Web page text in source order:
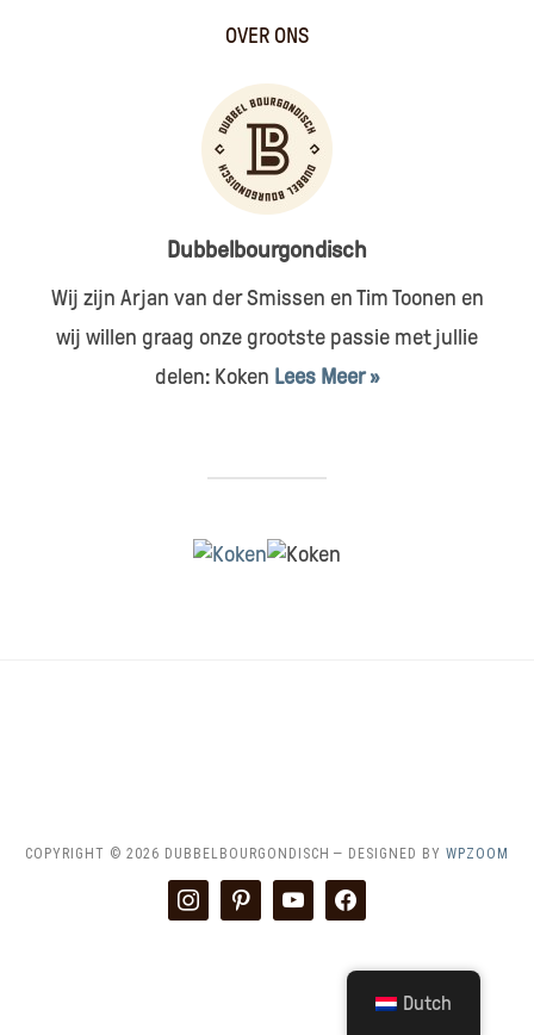
OVER ONS
Dubbelbourgondisch
Wij zijn Arjan van der Smissen en Tim Toonen en
wij willen graag onze grootste passie met jullie
delen: Koken Lees Meer »
COPYRIGHT © 2026 DUBBELBOURGONDISCH — DESIGNED BY WPZOOM
instagram pinterest youtube facebook
Dutch